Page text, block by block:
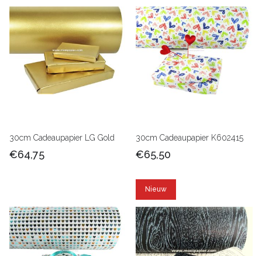
30cm Cadeaupapier LG Gold
€64,75
30cm Cadeaupapier K602415
€65,50
Nieuw